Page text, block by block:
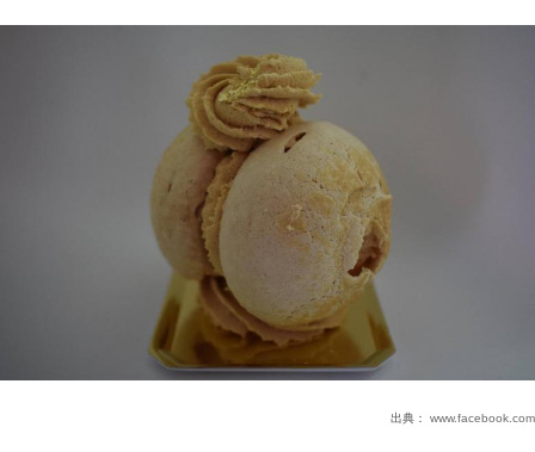
出典： www.facebook.com